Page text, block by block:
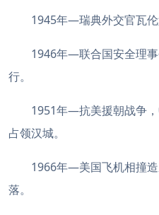
1945年—瑞典外交官瓦伦
1946年—联合国安全理
行。
1951年—抗美援朝战争
占领汉城。
1966年—美国飞机相撞
落。